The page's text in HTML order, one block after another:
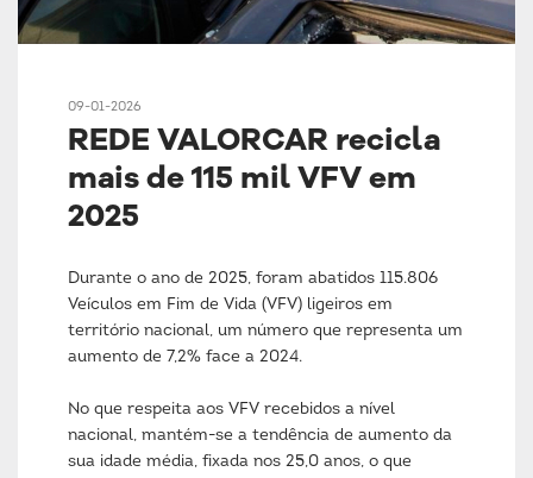
09-01-2026
REDE VALORCAR recicla
mais de 115 mil VFV em
2025
Durante o ano de 2025, foram abatidos 115.806
Veículos em Fim de Vida (VFV) ligeiros em
território nacional, um número que representa um
aumento de 7,2% face a 2024.
No que respeita aos VFV recebidos a nível
nacional, mantém-se a tendência de aumento da
sua idade média, fixada nos 25,0 anos, o que